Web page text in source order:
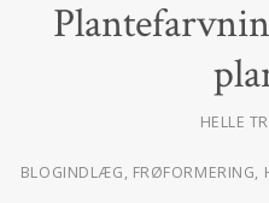
HELLE
BLOGINDLÆG, FRØFORMERING,